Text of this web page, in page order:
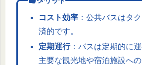
コスト効率：公共バスはタ
済的です。
定期運行：バスは定期的に運
主要な観光地や宿泊施設へ